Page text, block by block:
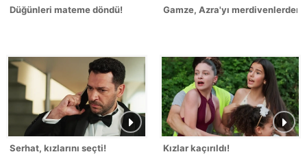
Düğünleri mateme döndü! Gamze, Azra'yı merdivenlerden
Serhat, kızlarını seçti! Kızlar kaçırıldı!